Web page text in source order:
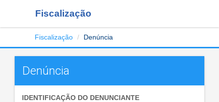
Fiscalização
Fiscalização Denúncia
Denúncia
IDENTIFICAÇÃO DO DENUNCIANTE